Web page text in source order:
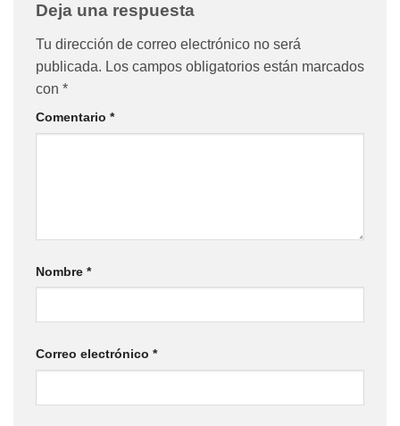
Deja una respuesta
Tu dirección de correo electrónico no será
publicada. Los campos obligatorios están marcados
con *
Comentario *
Nombre *
Correo electrónico *